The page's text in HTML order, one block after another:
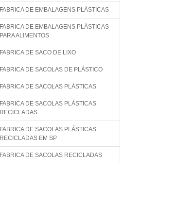
FABRICA DE EMBALAGENS PLÁSTICAS
FABRICA DE EMBALAGENS PLÁSTICAS
PARA ALIMENTOS
FABRICA DE SACO DE LIXO
FABRICA DE SACOLAS DE PLÁSTICO
FABRICA DE SACOLAS PLÁSTICAS
FABRICA DE SACOLAS PLÁSTICAS
RECICLADAS
FABRICA DE SACOLAS PLÁSTICAS
RECICLADAS EM SP
FABRICA DE SACOLAS RECICLADAS